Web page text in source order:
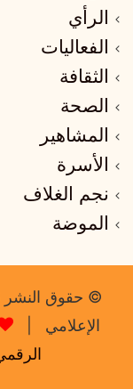
الرأي
الفعاليات
الثقافة
الصحة
المشاهير
الأسرة
نجم الغلاف
الموضة
الإعلامي |